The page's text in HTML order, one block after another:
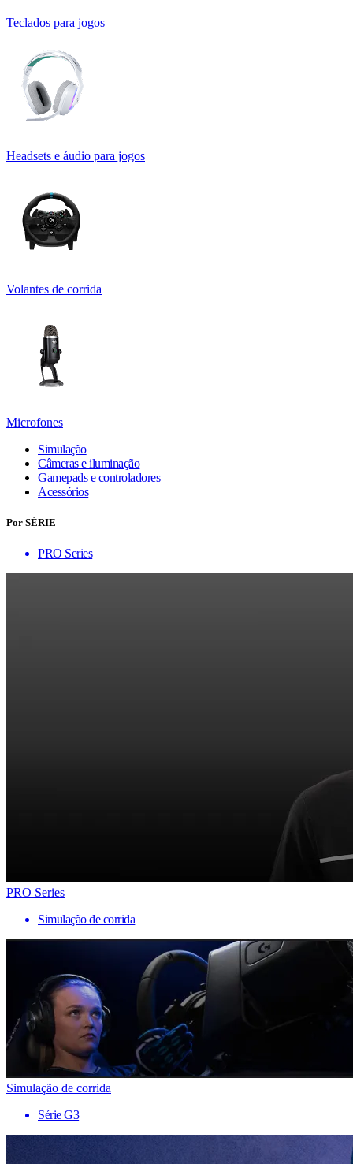
Teclados para jogos
Headsets e áudio para jogos
Volantes de corrida
Microfones
Simulação
Câmeras e iluminação
Gamepads e controladores
Acessórios
Por SÉRIE
PRO Series
PRO Series
Simulação de corrida
Simulação de corrida
Série G3